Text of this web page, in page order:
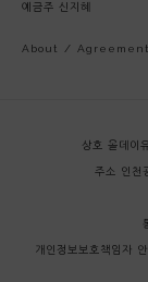
예금주 신지혜
About / Agreement
상호 올데
주소 인천
개인정보보호책임자 안